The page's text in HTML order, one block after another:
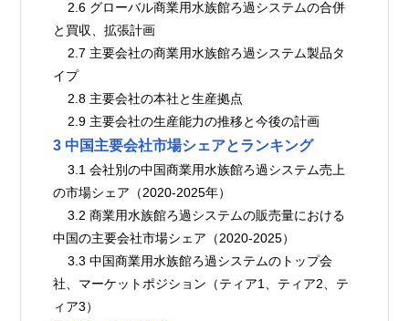
と買収、拡張計画
イプ
    2.8 主要会社の本社と生産拠点
    2.9 主要会社の生産能力の推移と今後の計画
3 中国主要会社市場シェアとランキング
    3.1 会社別の中国商業用水族館ろ過システム売上
の市場シェア（2020-2025年）
    3.2 商業用水族館ろ過システムの販売量における
中国の主要会社市場シェア（2020-2025）
    3.3 中国商業用水族館ろ過システムのトップ会
社、マーケットポジション（ティア1、ティア2、テ
ィア3）